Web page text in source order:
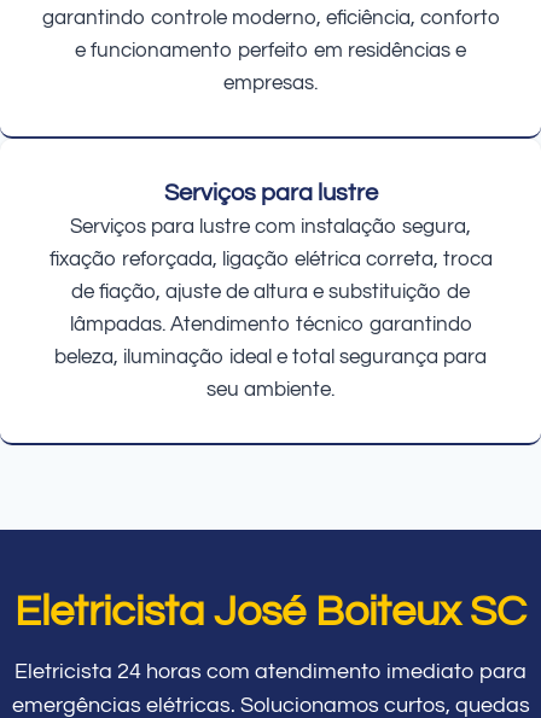
garantindo controle moderno, eficiência, conforto
e funcionamento perfeito em residências e
empresas.
Serviços para lustre
Serviços para lustre com instalação segura,
fixação reforçada, ligação elétrica correta, troca
de fiação, ajuste de altura e substituição de
lâmpadas. Atendimento técnico garantindo
beleza, iluminação ideal e total segurança para
seu ambiente.
Eletricista José Boiteux SC
Eletricista 24 horas com atendimento imediato para
emergências elétricas. Solucionamos curtos, quedas